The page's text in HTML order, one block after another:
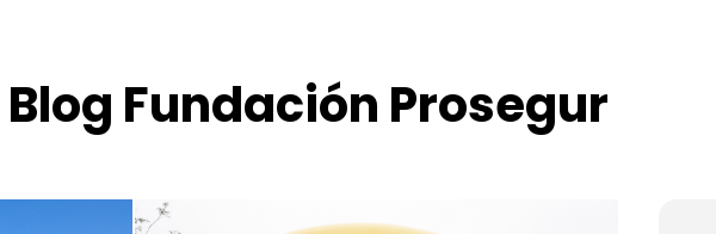
Blog Fundación Prosegur